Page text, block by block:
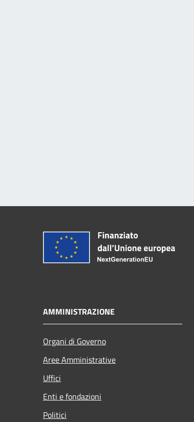
AMMINISTRAZIONE
Organi di Governo
Aree Amministrative
Uffici
Enti e fondazioni
Politici